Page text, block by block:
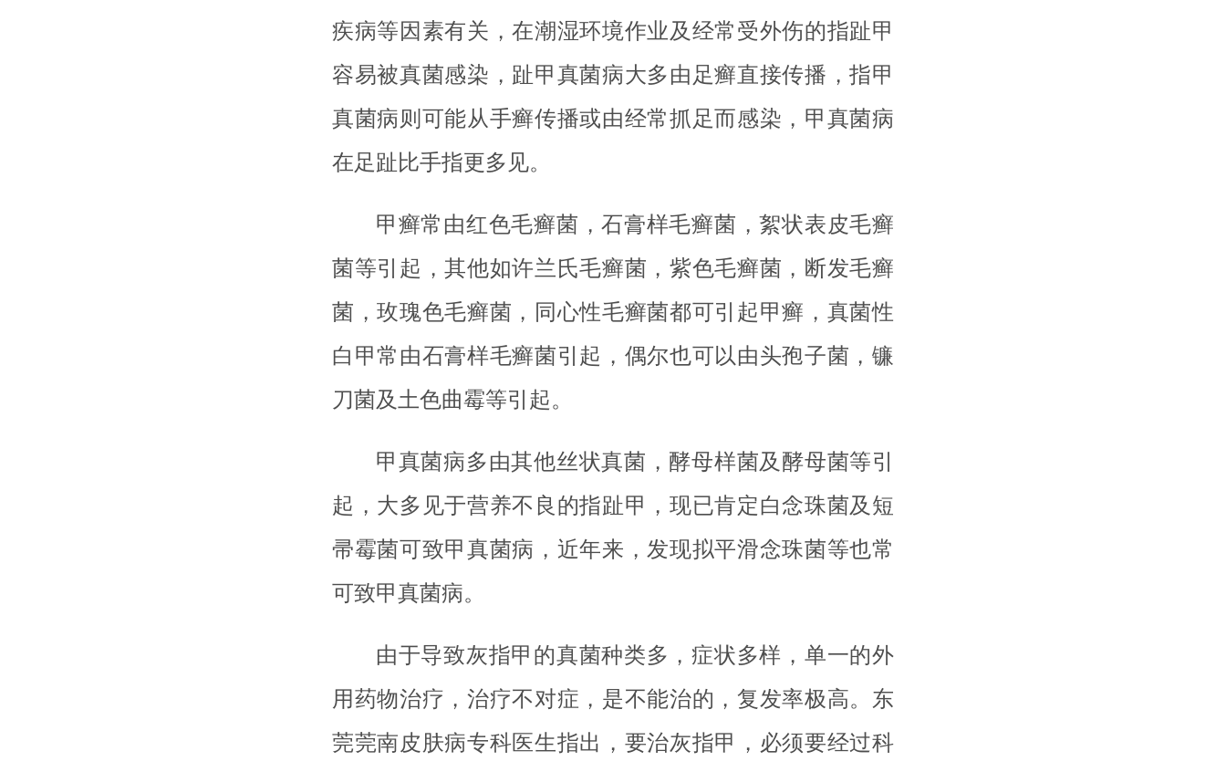
疾病等因素有关，在潮湿环境作业及经常受外伤的指趾甲
容易被真菌感染，趾甲真菌病大多由足癣直接传播，指甲
真菌病则可能从手癣传播或由经常抓足而感染，甲真菌病
在足趾比手指更多见。
甲癣常由红色毛癣菌，石膏样毛癣菌，絮状表皮毛癣
菌等引起，其他如许兰氏毛癣菌，紫色毛癣菌，断发毛癣
菌，玫瑰色毛癣菌，同心性毛癣菌都可引起甲癣，真菌性
白甲常由石膏样毛癣菌引起，偶尔也可以由头孢子菌，镰
刀菌及土色曲霉等引起。
甲真菌病多由其他丝状真菌，酵母样菌及酵母菌等引
起，大多见于营养不良的指趾甲，现已肯定白念珠菌及短
帚霉菌可致甲真菌病，近年来，发现拟平滑念珠菌等也常
可致甲真菌病。
由于导致灰指甲的真菌种类多，症状多样，单一的外
用药物治疗，治疗不对症，是不能治的，复发率极高。东
莞莞南皮肤病专科医生指出，要治灰指甲，必须要经过科